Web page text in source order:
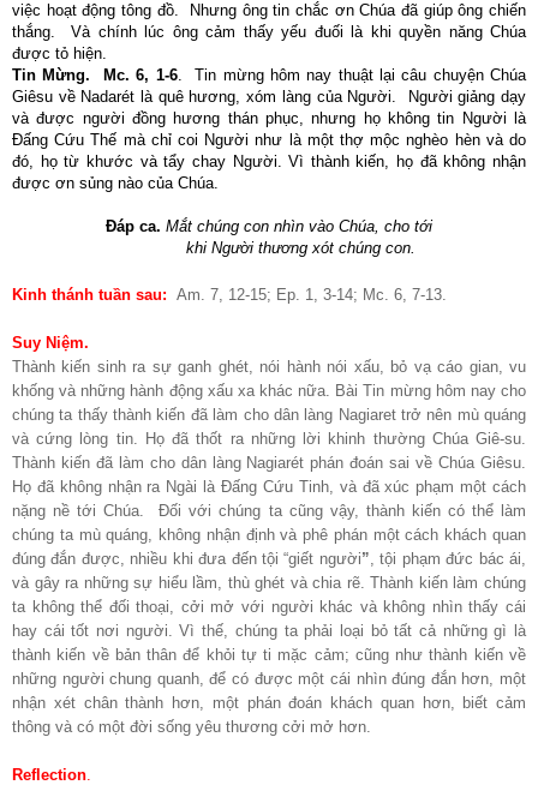
việc hoạt động tông đồ. Nhưng ông tin chắc ơn Chúa đã giúp ông chiến
thắng. Và chính lúc ông cảm thấy yếu đuối là khi quyền năng Chúa
được tỏ hiện.
Tin Mừng. Mc. 6, 1-6. Tin mừng hôm nay thuật lại câu chuyện Chúa
Giêsu về Nadarét là quê hương, xóm làng của Người. Người giảng dạy
và được người đồng hương thán phục, nhưng họ không tin Người là
Đấng Cứu Thế mà chỉ coi Người như là một thợ mộc nghèo hèn và do
đó, họ từ khước và tẩy chay Người. Vì thành kiến, họ đã không nhận
được ơn sủng nào của Chúa.
Đáp ca. Mắt chúng con nhìn vào Chúa, cho tới
khi Người thương xót chúng con.
Kinh thánh tuần sau: Am. 7, 12-15; Ep. 1, 3-14; Mc. 6, 7-13.
Suy Niệm.
Thành kiến sinh ra sự ganh ghét, nói hành nói xấu, bỏ vạ cáo gian, vu
khống và những hành động xấu xa khác nữa. Bài Tin mừng hôm nay cho
chúng ta thấy thành kiến đã làm cho dân làng Nagiaret trở nên mù quáng
và cứng lòng tin. Họ đã thốt ra những lời khinh thường Chúa Giê-su.
Thành kiến đã làm cho dân làng Nagiarét phán đoán sai về Chúa Giêsu.
Họ đã không nhận ra Ngài là Đấng Cứu Tinh, và đã xúc phạm một cách
nặng nề tới Chúa. Đối với chúng ta cũng vậy, thành kiến có thể làm
chúng ta mù quáng, không nhận định và phê phán một cách khách quan
đúng đắn được, nhiều khi đưa đến tội “giết người”, tội phạm đức bác ái,
và gây ra những sự hiểu lầm, thù ghét và chia rẽ. Thành kiến làm chúng
ta không thể đối thoại, cởi mở với người khác và không nhìn thấy cái
hay cái tốt nơi người. Vì thế, chúng ta phải loại bỏ tất cả những gì là
thành kiến về bản thân để khỏi tự ti mặc cảm; cũng như thành kiến về
những người chung quanh, để có được một cái nhìn đúng đắn hơn, một
nhận xét chân thành hơn, một phán đoán khách quan hơn, biết cảm
thông và có một đời sống yêu thương cởi mở hơn.
Reflection.